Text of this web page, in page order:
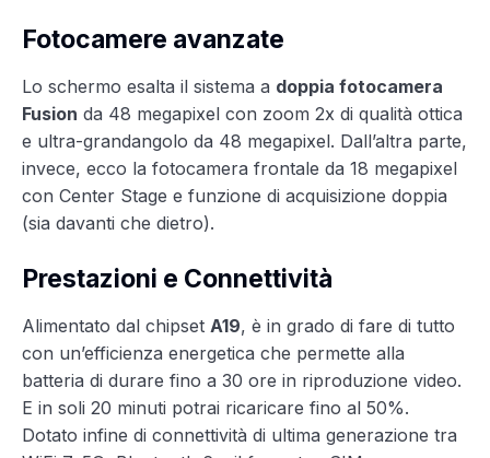
Fotocamere avanzate
Lo schermo esalta il sistema a doppia fotocamera
Fusion da 48 megapixel con zoom 2x di qualità ottica
e ultra-grandangolo da 48 megapixel. Dall’altra parte,
invece, ecco la fotocamera frontale da 18 megapixel
con Center Stage e funzione di acquisizione doppia
(sia davanti che dietro).
Prestazioni e Connettività
Alimentato dal chipset A19, è in grado di fare di tutto
con un’efficienza energetica che permette alla
batteria di durare fino a 30 ore in riproduzione video.
E in soli 20 minuti potrai ricaricare fino al 50%.
Dotato infine di connettività di ultima generazione tra